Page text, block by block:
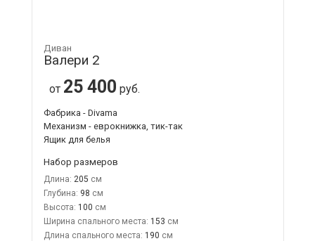
Диван
Валери 2
от 25 400 руб.
Фабрика - Divama
Механизм - еврокнижка, тик-так
Ящик для белья
Набор размеров
Длина: 205
Глубина: 98
Высота: 100
Ширина спального места: 153
Длина спального места: 190